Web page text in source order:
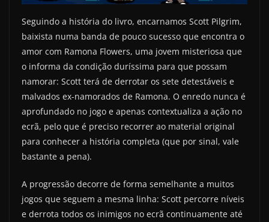
Seguindo a história do livro, encarnamos Scott Pilgrim,
baixista numa banda de pouco sucesso que encontra o
amor com Ramona Flowers, uma jovem misteriosa que
o informa da condição duríssima para que possam
namorar: Scott terá de derrotar os sete detestáveis e
malvados ex-namorados de Ramona. O enredo nunca é
aprofundado no jogo e apenas contextualiza a ação no
ecrã, pelo que é preciso recorrer ao material original
para conhecer a história completa (que por sinal, vale
bastante a pena).
A progressão decorre de forma semelhante a muitos
jogos que seguem a mesma linha: Scott percorre níveis
e derrota todos os inimigos no ecrã continuamente até